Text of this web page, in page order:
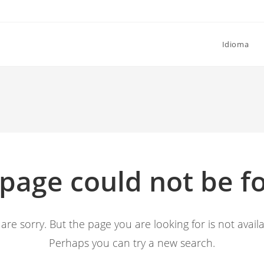
Idioma
could not be
sorry. But the page you are looking for is not
Perhaps you can try a new search.